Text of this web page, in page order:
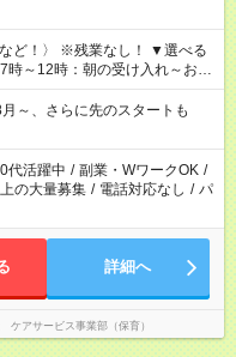
〉 ※残業なし！ ▼選べる
時～12時：朝の受け入れ～お昼
守り～お昼の補助 ・9時～16
見守る ・15時～20時：夜のお
、さらに先のスタートも
代活躍中 / 副業・WワークOK /
の大量募集 / 電話対応なし / パ
詳細へ
アサービス事業部（保育）